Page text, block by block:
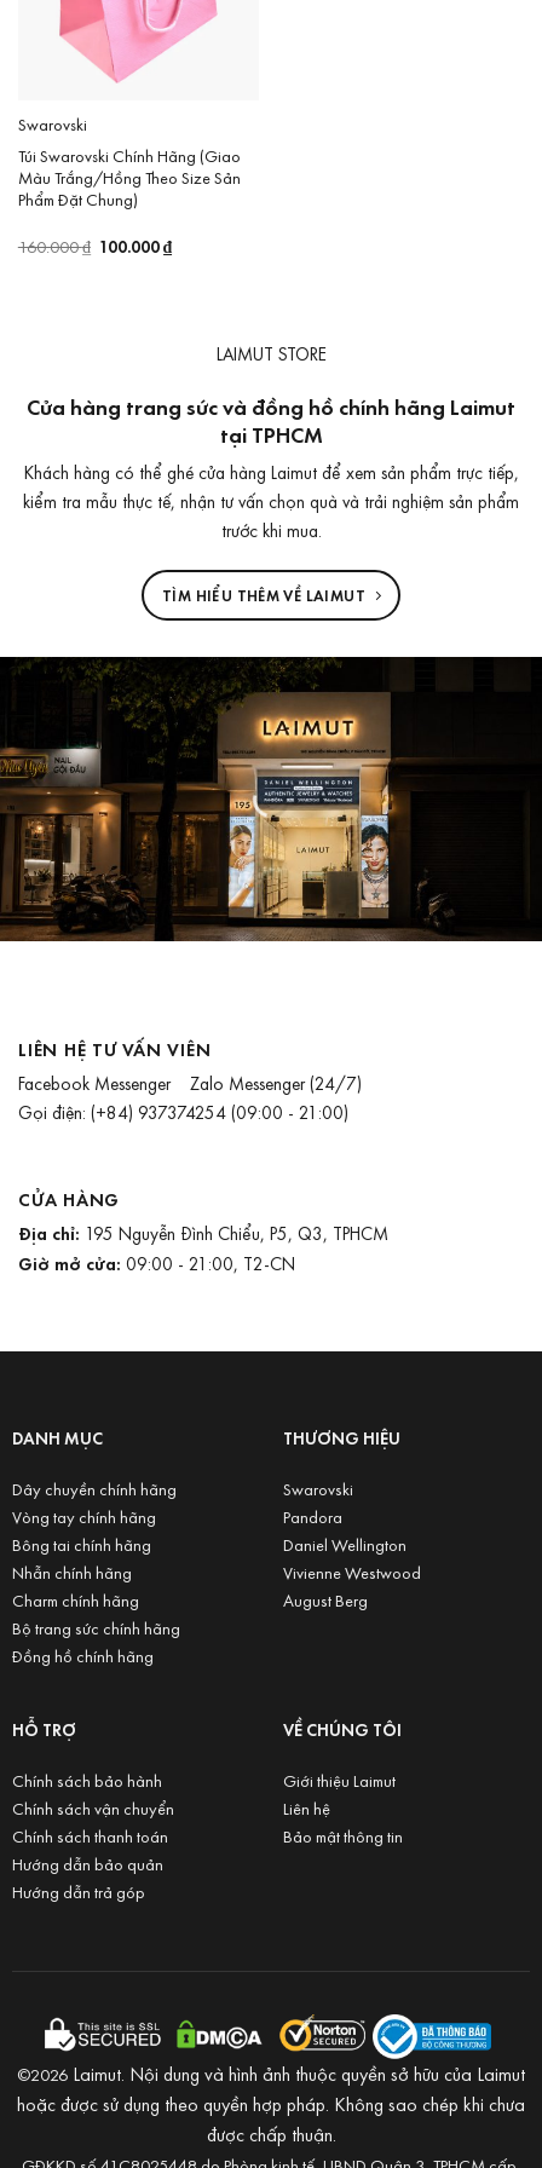
Swarovski
Túi Swarovski Chính Hãng (Giao
Màu Trắng/Hồng Theo Size Sản
Phẩm Đặt Chung)
160.000₫ Giá
100.000₫
LAIMUT STORE
Cửa hàng trang sức và đồng hồ chính hãng Laimut
tại TPHCM
Khách hàng có thể ghé cửa hàng Laimut để xem sản phẩm trực tiếp,
kiểm tra mẫu thực tế, nhận tư vấn chọn quà và trải nghiệm sản phẩm
trước khi mua.
TÌM HIỂU THÊM VỀ LAIMUT
LIÊN HỆ TƯ VẤN VIÊN
Facebook Messenger Zalo Messenger(24/7)
Gọi điện: (+84) 937374254(09:00 - 21:00)
CỬA HÀNG
Địa chỉ: 195 Nguyễn Đình Chiểu, P5, Q3, TPHCM
Giờ mở cửa: 09:00 - 21:00, T2-CN
DANH MỤC
Dây chuyền chính hãng
Vòng tay chính hãng
Bông tai chính hãng
Nhẫn chính hãng
Charm chính hãng
Bộ trang sức chính hãng
Đồng hồ chính hãng
THƯƠNG HIỆU
Swarovski
Pandora
Daniel Wellington
Vivienne Westwood
August Berg
HỖ TRỢ
Chính sách bảo hành
Chính sách vận chuyển
Chính sách thanh toán
Hướng dẫn bảo quản
Hướng dẫn trả góp
VỀ CHÚNG TÔI
Giới thiệu Laimut
Liên hệ
Bảo mật thông tin
©2026 Laimut. Nội dung và hình ảnh thuộc quyền sở hữu của Laimut
hoặc được sử dụng theo quyền hợp pháp. Không sao chép khi chưa
được chấp thuận.